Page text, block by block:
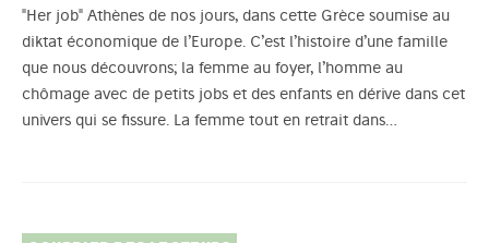
"Her job" Athènes de nos jours, dans cette Grèce soumise au
diktat économique de l’Europe. C’est l’histoire d’une famille
que nous découvrons; la femme au foyer, l’homme au
chômage avec de petits jobs et des enfants en dérive dans cet
univers qui se fissure. La femme tout en retrait dans…